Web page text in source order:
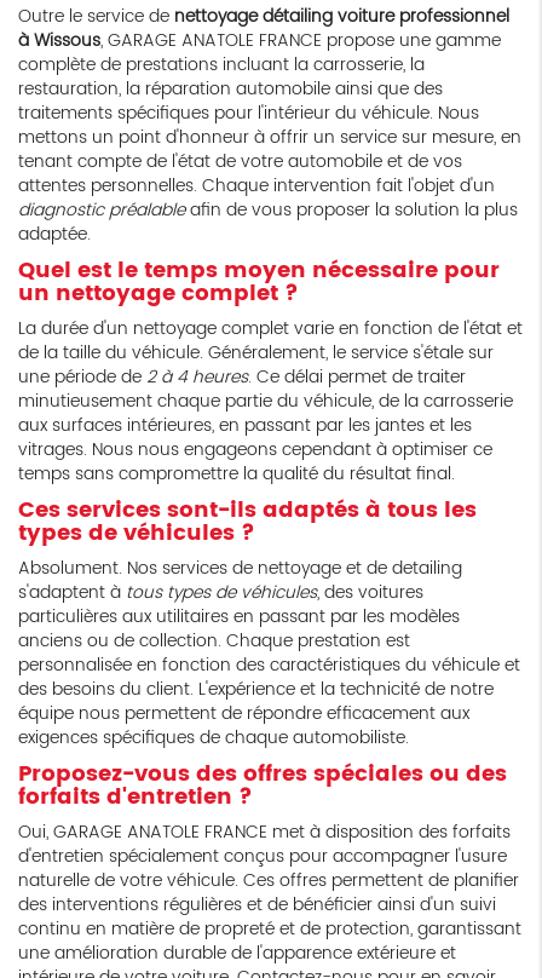
Outre le service de nettoyage détailing voiture professionnel
à Wissous, GARAGE ANATOLE FRANCE propose une gamme
complète de prestations incluant la carrosserie, la
restauration, la réparation automobile ainsi que des
traitements spécifiques pour l'intérieur du véhicule. Nous
mettons un point d'honneur à offrir un service sur mesure, en
tenant compte de l'état de votre automobile et de vos
attentes personnelles. Chaque intervention fait l'objet d'un
diagnostic préalableafin de vous proposer la solution la plus
adaptée.
Quel est le temps moyen nécessaire pour
un nettoyage complet ?
La durée d'un nettoyage complet varie en fonction de l'état et
de la taille du véhicule. Généralement, le service s'étale sur
une période de 2 à 4 heures. Ce délai permet de traiter
minutieusement chaque partie du véhicule, de la carrosserie
aux surfaces intérieures, en passant par les jantes et les
vitrages. Nous nous engageons cependant à optimiser ce
temps sans compromettre la qualité du résultat final.
Ces services sont-ils adaptés à tous les
types de véhicules ?
Absolument. Nos services de nettoyage et de detailing
s'adaptent à tous types de véhicules, des voitures
particulières aux utilitaires en passant par les modèles
anciens ou de collection. Chaque prestation est
personnalisée en fonction des caractéristiques du véhicule et
des besoins du client. L'expérience et la technicité de notre
équipe nous permettent de répondre efficacement aux
exigences spécifiques de chaque automobiliste.
Proposez-vous des offres spéciales ou des
forfaits d'entretien ?
Oui, GARAGE ANATOLE FRANCE met à disposition des forfaits
d'entretien spécialement conçus pour accompagner l'usure
naturelle de votre véhicule. Ces offres permettent de planifier
des interventions régulières et de bénéficier ainsi d'un suivi
continu en matière de propreté et de protection, garantissant
une amélioration durable de l'apparence extérieure et